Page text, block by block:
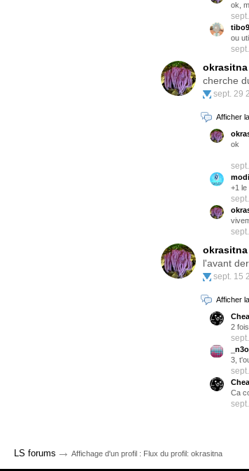
ok,
ou
okrasitna
cherche
sept. 29
Afficher
ok
+1 le
okrasitna
l'avant
sept. 15
Afficher
2 fois.
_n3o_
3,
Ca
LS forums → Affichage d'un profil : Flux du profil: okrasitna